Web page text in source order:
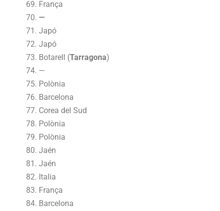
França
—
Japó
Japó
Botarell (Tarragona)
—
Polònia
Barcelona
Corea del Sud
Polònia
Polònia
Jaén
Jaén
Italia
França
Barcelona